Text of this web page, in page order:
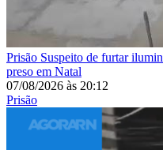
Prisão Suspeito de furtar
preso em Natal
07/08/2026 às 20:12
Prisão